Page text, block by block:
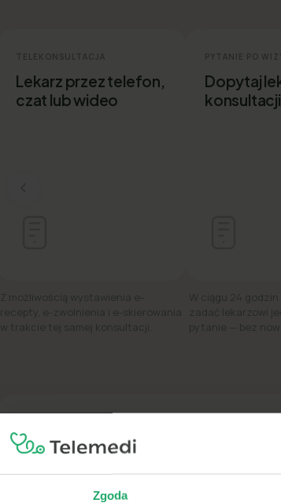
Zgoda
TELEKONSULTACJA
Lekarz przez telefon,
czat lub wideo
Z możliwością wystawienia e-
recepty, e-zwolnienia i e-skierowania
w trakcie tej samej konsultacji.
PYTANIE PO
Dopytaj
konsultacji
W ciągu 24
zadać lekarzowi
pytanie — bez
Telemedi #1 w